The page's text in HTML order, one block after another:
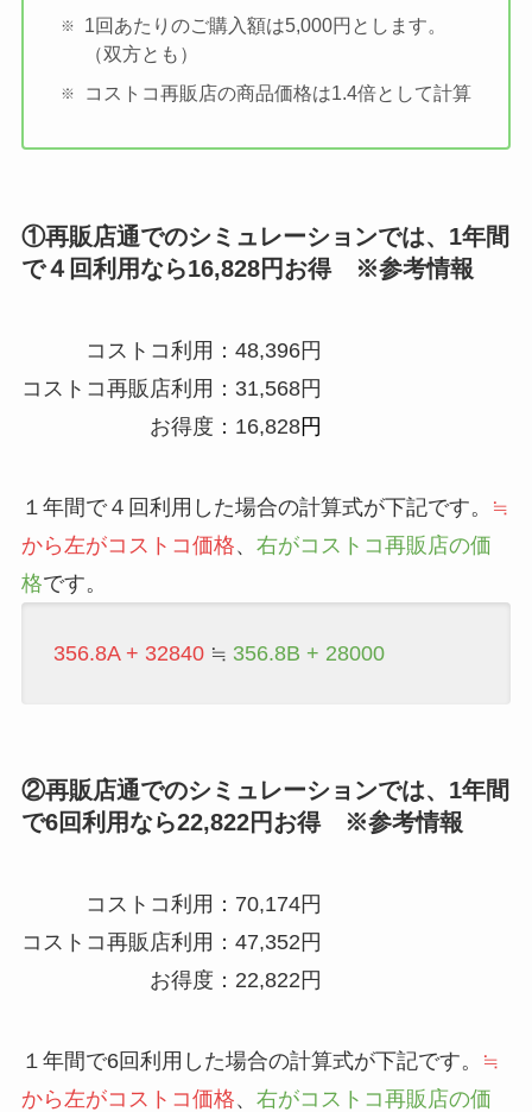
1回あたりのご購入額は5,000円とします。
（双方とも）
コストコ再販店の商品価格は1.4倍として計算
①再販店通でのシミュレーションでは、1年間
で４回利用なら16,828円お得 ※参考情報
コストコ利用：48,396円
コストコ再販店利用：31,568円
お得度：16,828円
１年間で４回利用した場合の計算式が下記です。
≒
から左がコストコ価格、 右がコストコ再販店の価
格です。
356.8A + 32840≒ 356.8B + 28000
②再販店通でのシミュレーションでは、1年間
で6回利用なら22,822円お得 ※参考情報
コストコ利用：70,174円
コストコ再販店利用：47,352円
お得度：22,822円
１年間で6回利用した場合の計算式が下記です。
≒
から左がコストコ価格、 右がコストコ再販店の価